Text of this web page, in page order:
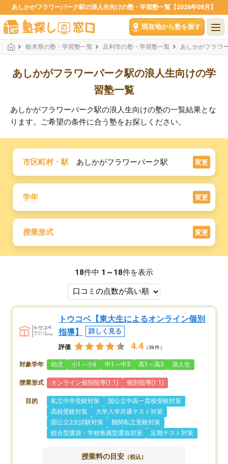
あしかがフラワーパーク駅の浪人生向けの塾・学習塾一覧【2026年08月】
現在地から塾を探す
栃木県の塾・学習塾一覧 足利市の塾・学習塾一覧 あしかがフラワ
あしかがフラワーパーク駅の浪人生向けの学
習塾一覧
あしかがフラワーパーク駅の浪人生向けの塾の一覧結果とな
ります。ご希望の条件に合う塾をお探しください。
市区町村・駅 あしかがフラワーパーク駅 変更
学年 変更
授業形式 変更
18件中 1～18件を表示
トウコベ【東大生によるオンライン個別
指導】
詳しく見る
評価 4.4 （38件）
対象学年 幼児 小1～小6 中1～中3 高1～高3 浪人生
授業形式 オンライン個別指導(1:1) 個別指導(1:1)
目的 私立中学受験対策
国公立中高一貫校受験対策
高校受験対策
大学入学共通テスト対策
国公立2次試験対策
難関私立受験対策
総合型選抜・学校推薦型選抜対策
定期テスト対策
授業料の目安 （税込）